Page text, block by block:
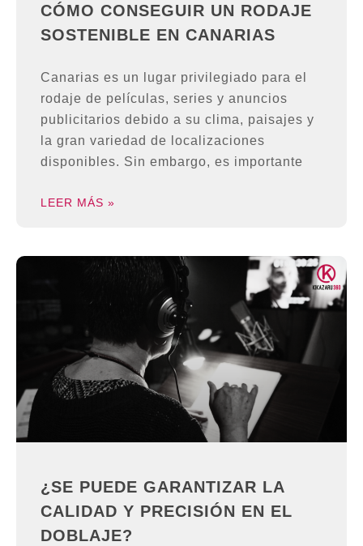
CÓMO CONSEGUIR UN RODAJE
SOSTENIBLE EN CANARIAS
Canarias es un lugar privilegiado para el
rodaje de películas, series y anuncios
publicitarios debido a su clima, paisajes y
la gran variedad de localizaciones
disponibles. Sin embargo, es importante
LEER MÁS »
¿SE PUEDE GARANTIZAR LA
CALIDAD Y PRECISIÓN EN EL
DOBLAJE?